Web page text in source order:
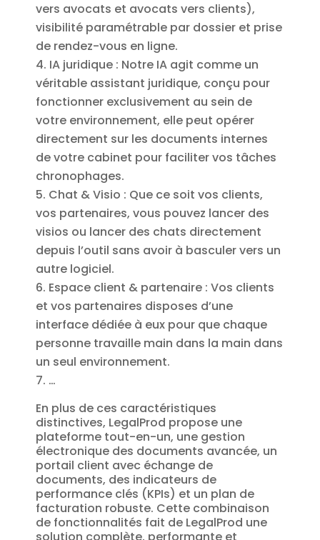
vers avocats et avocats vers clients),
visibilité paramétrable par dossier et prise
de rendez-vous en ligne.
IA juridique : Notre IA agit comme un
véritable assistant juridique, conçu pour
fonctionner exclusivement au sein de
votre environnement, elle peut opérer
directement sur les documents internes
de votre cabinet pour faciliter vos tâches
chronophages.
Chat & Visio : Que ce soit vos clients,
vos partenaires, vous pouvez lancer des
visios ou lancer des chats directement
depuis l’outil sans avoir à basculer vers un
autre logiciel.
Espace client & partenaire : Vos clients
et vos partenaires disposes d’une
interface dédiée à eux pour que chaque
personne travaille main dans la main dans
un seul environnement.
…
En plus de ces caractéristiques
distinctives, LegalProd propose une
plateforme tout-en-un, une gestion
électronique des documents avancée, un
portail client avec échange de
documents, des indicateurs de
performance clés (KPIs) et un plan de
facturation robuste. Cette combinaison
de fonctionnalités fait de LegalProd une